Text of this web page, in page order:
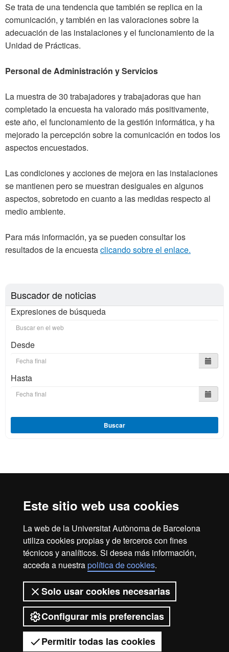
Este sitio web usa cookies
La web de la Universitat Autònoma de Barcelona
utiliza cookies propias y de terceros con fines
técnicos y analíticos. Si desea más información,
acceda a nuestrapolítica de cookies.
Solo usar cookies necesarias
Configurar mis preferencias
Permitir todas las cookies
Se trata de una tendencia que también se replica en la
comunicación, y también en las valoraciones sobre la
adecuación de las instalaciones y el funcionamiento de la
Unidad de Prácticas.
Personal de Administración y Servicios
La muestra de 30 trabajadores y trabajadoras que han
completado la encuesta ha valorado más positivamente,
este año, el funcionamiento de la gestión informática, y ha
mejorado la percepción sobre la comunicación en todos los
aspectos encuestados.
Las condiciones y acciones de mejora en las instalaciones
se mantienen pero se muestran desiguales en algunos
aspectos, sobretodo en cuanto a las medidas respecto al
medio ambiente.
Para más información, ya se pueden consultar los
resultados de la encuestaclicando sobre el enlace.
Buscador de noticias
Expresiones de búsqueda
Desde
Hasta
Buscar
HR
in
Inicio Aviso legal
Política de privacidad
Protección de datos Sobre la web
Somos una universidad líder que imparte una docencia de
calidad, diversificada, multidisciplinaria y flexible, adecuada
a las necesidades de la sociedad y adaptada a los nuevos
modelos de la Europa del conocimiento. La UAB es
reconocida internacionalmente por la calidad y el carácter
innovador de su investigación.